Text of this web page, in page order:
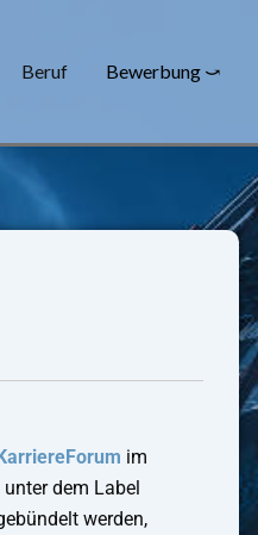
Beruf Bewerbung ⤻
im
dem Label
werden,